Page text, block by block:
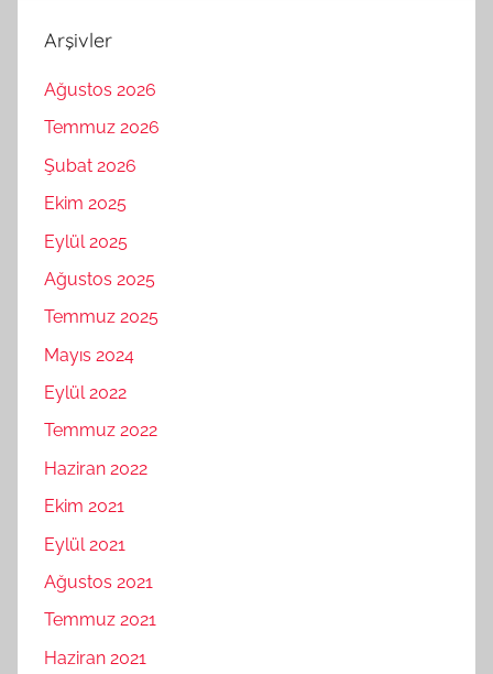
Arşivler
Ağustos 2026
Temmuz 2026
Şubat 2026
Ekim 2025
Eylül 2025
Ağustos 2025
Temmuz 2025
Mayıs 2024
Eylül 2022
Temmuz 2022
Haziran 2022
Ekim 2021
Eylül 2021
Ağustos 2021
Temmuz 2021
Haziran 2021